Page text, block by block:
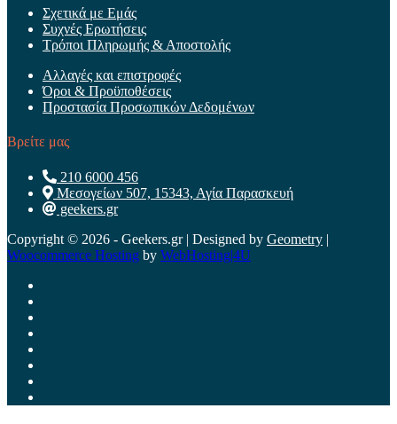
Σχετικά με Εμάς
Συχνές Ερωτήσεις
Τρόποι Πληρωμής & Αποστολής
Αλλαγές και επιστροφές
Όροι & Προϋποθέσεις
Προστασία Προσωπικών Δεδομένων
Βρείτε μας
210 6000 456
Μεσογείων 507, 15343, Αγία Παρασκευή
geekers.gr
Copyright © 2026 - Geekers.gr | Designed by Geometry |
Woocommerce Hosting by WebHosting|4U